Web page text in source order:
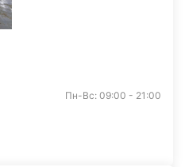
Пн-Вс: 09:00 - 21:00